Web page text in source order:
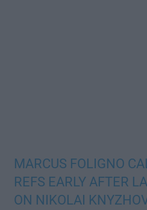
MARCUS FOLIGNO
REFS EARLY AFTER
ON NIKOLAI